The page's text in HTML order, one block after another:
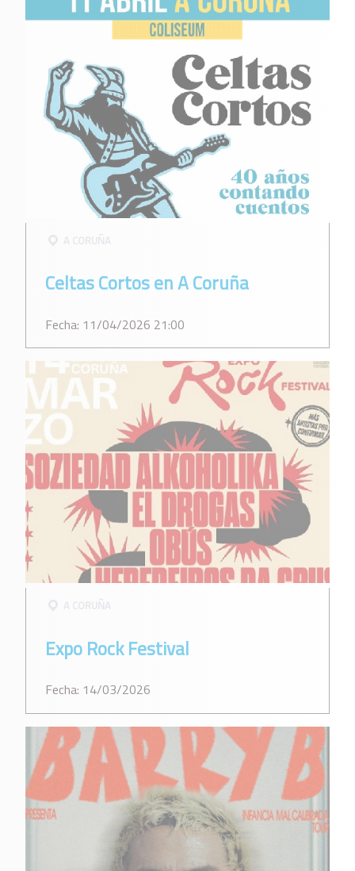
A CORUÑA
Celtas Cortos en A Coruña
Fecha: 11/04/2026 21:00
A CORUÑA
Expo Rock Festival
Fecha: 14/03/2026